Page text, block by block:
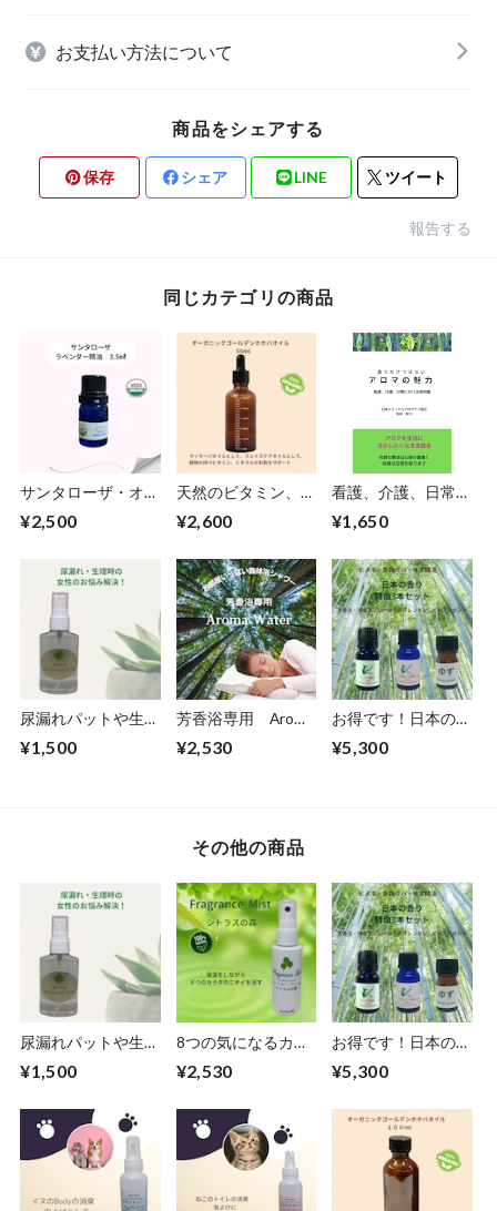
お支払い方法について
商品をシェアする
保存 シェア LINE ツイート
報告する
同じカテゴリの商品
サンタローザ・オー
精油 3.5ml
¥2,500
天然のビタミン、ミ
オーガニックゴール
50ml
¥2,600
看護、介護、日常に
だけではない・アロ
¥1,650
尿漏れパットや生理
りで爽やかに消臭、
¥1,500
芳香浴専用 Aroma
本の柑橘の香り)
¥2,530
お得です！日本の香
ブレンドレシピをプ
¥5,300
その他の商品
尿漏れパットや生理
りで爽やかに消臭、
Spray 50ｍｌ
¥1,500
8つの気になるカラ
100%植物の力・フ
シトラスの森 60
ｍｌ
¥2,530
お得です！日本の香
ブレンドレシピをプ
¥5,300